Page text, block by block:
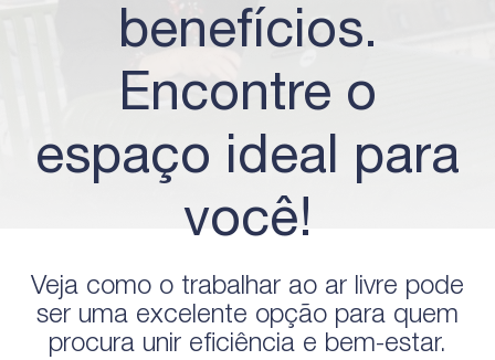
benefícios.
Encontre o
espaço ideal para
você!
Veja como o trabalhar ao ar livre pode
ser uma excelente opção para quem
procura unir eficiência e bem-estar.